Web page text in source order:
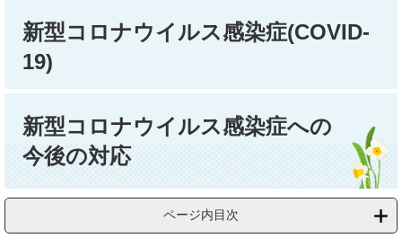
新型コロナウイルス感染症(COVID-
19)
新型コロナウイルス感染症への
今後の対応
ページ内目次